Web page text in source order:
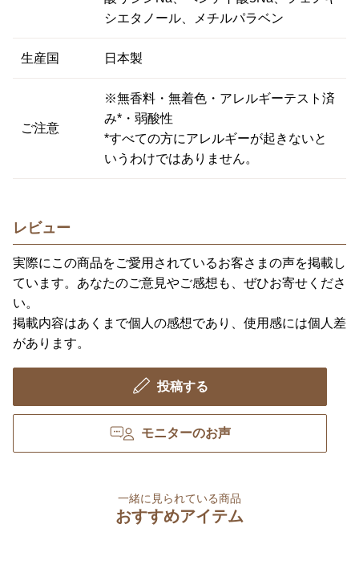
シエタノール、メチルパラベン
生産国 日本製
ご注意
※無香料・無着色・アレルギーテスト済
み*・弱酸性
*すべての方にアレルギーが起きないと
いうわけではありません。
レビュー
実際にこの商品をご愛用されているお客さまの声を掲載し
ています。あなたのご意見やご感想も、ぜひお寄せくださ
い。
掲載内容はあくまで個人の感想であり、使用感には個人差
があります。
投稿する
モニターのお声
一緒に見られている商品
おすすめアイテム